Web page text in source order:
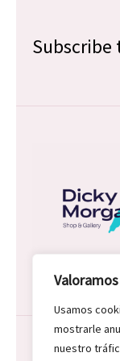
Usamos
mostrarle
nuestro
Copyright © 2026